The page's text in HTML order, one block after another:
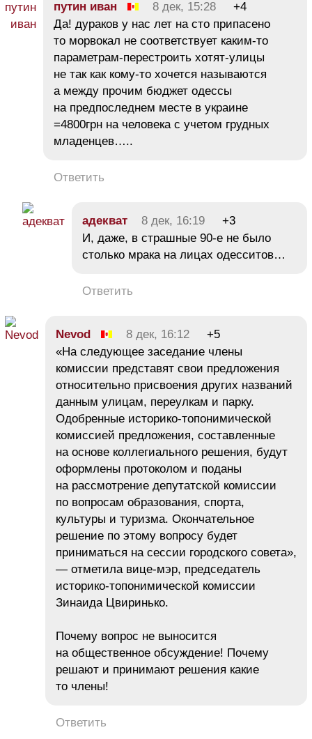
путин иван 8 дек, 15:28
+4
Да! дураков у нас лет на сто припасено
то морвокал не соответствует каким-то
параметрам-перестроить хотят-улицы
не так как кому-то хочется называются
а между прочим бюджет одессы
на предпоследнем месте в украине
=4800грн на человека с учетом грудных
младенцев…..
Ответить
адекват 8 дек, 16:19
+3
И, даже, в страшные 90-е не было
столько мрака на лицах одесситов…
Ответить
Nevod 8 дек, 16:12
+5
«На следующее заседание члены
комиссии представят свои предложения
относительно присвоения других названий
данным улицам, переулкам и парку.
Одобренные историко-топонимической
комиссией предложения, составленные
на основе коллегиального решения, будут
оформлены протоколом и поданы
на рассмотрение депутатской комиссии
по вопросам образования, спорта,
культуры и туризма. Окончательное
решение по этому вопросу будет
приниматься на сессии городского совета»,
— отметила вице-мэр, председатель
историко-топонимической комиссии
Зинаида Цвиринько.
Почему вопрос не выносится
на общественное обсуждение! Почему
решают и принимают решения какие
то члены!
Ответить